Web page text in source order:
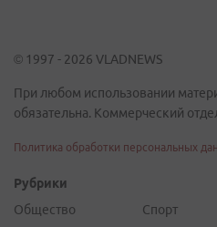
© 1997 - 2026 VLADNEWS
При любом использовании
обязательна. Коммерческий
Политика обработки персональных
Рубрики
Общество
Спорт